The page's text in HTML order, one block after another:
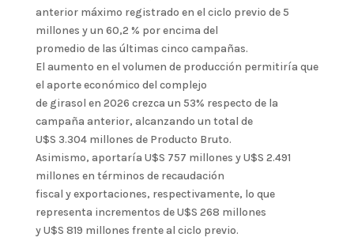
anterior máximo registrado en el ciclo previo de 5
millones y un 60,2 % por encima del
promedio de las últimas cinco campañas.
El aumento en el volumen de producción permitiría que
el aporte económico del complejo
de girasol en 2026 crezca un 53% respecto de la
campaña anterior, alcanzando un total de
U$S 3.304 millones de Producto Bruto.
Asimismo, aportaría U$S 757 millones y U$S 2.491
millones en términos de recaudación
fiscal y exportaciones, respectivamente, lo que
representa incrementos de U$S 268 millones
y U$S 819 millones frente al ciclo previo.